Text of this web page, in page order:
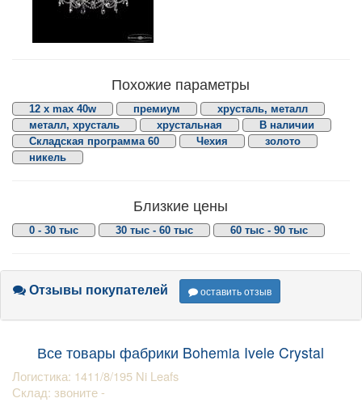
Похожие параметры
12 x max 40w премиум
хрусталь, металл
металл, хрусталь
хрустальная
В наличии
Складская программа 60
Чехия
золото
никель
Близкие цены
0 - 30 тыс 30 тыс - 60 тыс 60 тыс - 90 тыс
Отзывы покупателей оставить отзыв
Все товары фабрики Bohemia Ivele Crystal
Логистика: 1411/8/195 Ni Leafs
Склад: звоните -